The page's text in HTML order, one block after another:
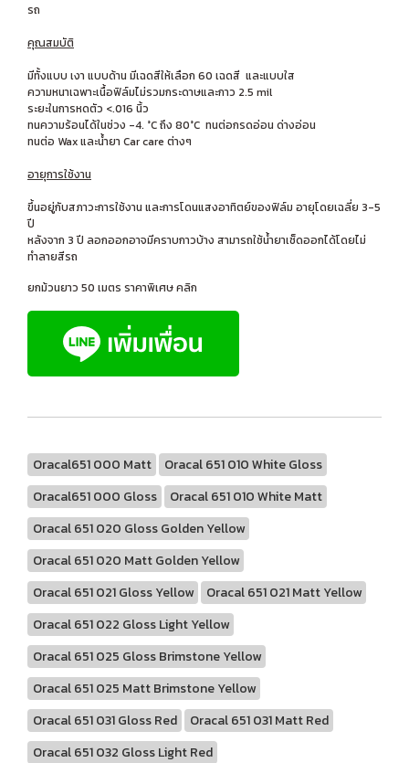
รถ
คุณสมบัติ
มีทั้งแบบ เงา แบบด้าน มีเฉดสีให้เลือก 60 เฉดสี และแบบใส
ความหนาเฉพาะเนื้อฟิล์มไม่รวมกระดาษและกาว 2.5 mil
ระยะในการหดตัว <.016 นิ้ว
ทนความร้อนได้ในช่วง -4. °C ถึง 80°C ทนต่อกรดอ่อน ด่างอ่อน
ทนต่อ Wax และน้ำยา Car care ต่างๆ
อายุการใช้งาน
ขึ้นอยู่กับสภาวะการใช้งาน และการโดนแสงอาทิตย์ของฟิล์ม อายุโดยเฉลี่ย 3-5
ปี
หลังจาก 3 ปี ลอกออกอาจมีคราบกาวบ้าง สามารถใช้น้ำยาเช็ดออกได้โดยไม่
ทำลายสีรถ
ยกม้วนยาว 50 เมตร ราคาพิเศษ คลิก
Oracal651 000 Matt
Oracal 651 010 White Gloss
Oracal651 000 Gloss
Oracal 651 010 White Matt
Oracal 651 020 Gloss Golden Yellow
Oracal 651 020 Matt Golden Yellow
Oracal 651 021 Gloss Yellow
Oracal 651 021 Matt Yellow
Oracal 651 022 Gloss Light Yellow
Oracal 651 025 Gloss Brimstone Yellow
Oracal 651 025 Matt Brimstone Yellow
Oracal 651 031 Gloss Red
Oracal 651 031 Matt Red
Oracal 651 032 Gloss Light Red